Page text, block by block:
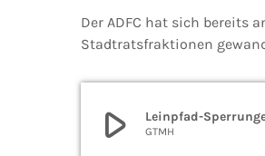
Der ADFC hat sich bereits
Stadtratsfraktionen
play_arrow Leinpfad-
GTMH